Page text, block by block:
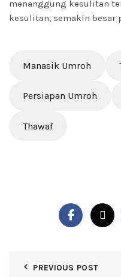
menanggung kesulitan
kesulitan, semakin besar
Manasik Umroh
Persiapan Umroh
Thawaf
PREVIOUS POST